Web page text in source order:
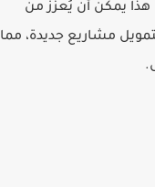
هذا يمكن أن يُعزز من
مشاريع جديدة، مما